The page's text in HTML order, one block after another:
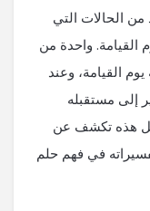
من الحالات التي
القيامة. واحدة من
القيامة، وعند
إلى مستقبله
هذه تكشف عن
في فهم حلم